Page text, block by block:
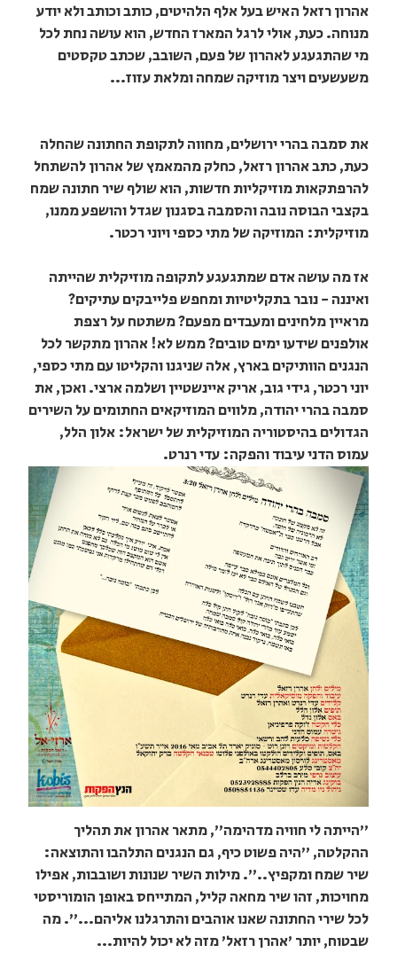
אהרון רזאל האיש בעל אלף הלהיטים, כותב וכותב ולא יודע
מנוחה. כעת, אולי לרגל המארז החדש, הוא עושה נחת לכל
מי שהתגעגע לאהרון של פעם, השובב, שכתב טקסטים
משעשעים ויצר מוזיקה שמחה ומלאת עזוז...
את סמבה בהרי ירושלים, מחווה לתקופת החתונה שהחלה
כעת, כתב אהרון רזאל, כחלק מהמאמץ של אהרון להשתחל
להרפתקאות מוזיקליות חדשות, הוא שולף שיר חתונה שמח
בקצבי הבוסה נובה והסמבה בסגנון שגדל והושפע ממנו,
מוזיקלית: המוזיקה של מתי כספי ויוני רכטר.
אז מה עושה אדם שמתגעגע לתקופה מוזיקלית שהייתה
ואיננה - נובר בתקליטיות ומחפש פלייבקים עתיקים?
מראיין מלחינים ומעבדים מפעם? משתטח על רצפת
אולפנים שידעו ימים טובים? ממש לא! אהרון מתקשר לכל
הנגנים הוותיקים בארץ, אלה שניגנו והקליטו עם מתי כספי,
יוני רכטר, גידי גוב, אריק איינשטיין ושלמה ארצי. ואכן, את
סמבה בהרי יהודה, מלווים המוזיקאים החתומים על השירים
הגדולים בהיסטוריה המוזיקלית של ישראל: אלון הלל,
עמוס הדני עיבוד והפקה: עדי רנרט.
"הייתה לי חוויה מדהימה", מתאר אהרון את תהליך
ההקלטה, "היה פשוט כיף, גם הנגנים התלהבו והתוצאה:
שיר שמח ומקפיץ..". מילות השיר שנונות ושובבות, אפילו
מחויכות, זהו שיר מחאה קליל, המתייחס באופן הומוריסטי
לכל שירי החתונה שאנו אוהבים והתרגלנו אליהם...". מה
שבטוח, יותר 'אהרן רזאל' מזה לא יכול להיות...